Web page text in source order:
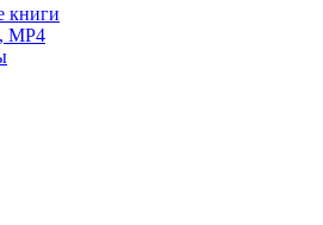
книги
MP4